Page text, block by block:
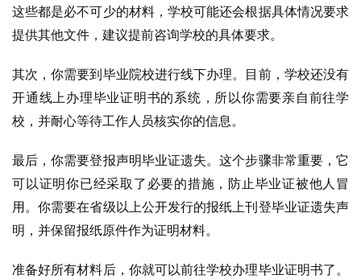
这些都是必不可少的材料，学校可能还会根据具体情况要求
提供其他文件，建议提前咨询学校的具体要求。
其次，你需要到毕业院校进行线下办理。目前，学校还没有
开通线上办理毕业证明书的系统，所以你需要亲自前往学
校，并耐心等待工作人员核实你的信息。
最后，你需要登报声明毕业证遗失。这个步骤非常重要，它
可以证明你已经采取了必要的措施，防止毕业证被他人冒
用。你需要在省级以上公开发行的报纸上刊登毕业证遗失声
明，并保留报纸原件作为证明材料。
准备好所有材料后，你就可以前往学校办理毕业证明书了。